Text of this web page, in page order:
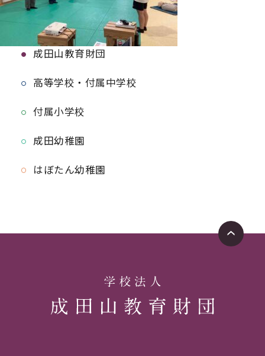
成田山教育財団
高等学校・付属中学校
付属小学校
成田幼稚園
はぼたん幼稚園